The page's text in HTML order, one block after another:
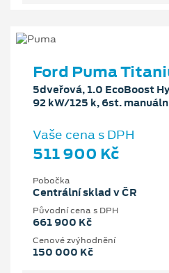
Ford Puma
5dveřová, 1.0 EcoBoost
92 kW/125 k, 6st.
Vaše cena s DPH
511 900 Kč
Pobočka
Centrální sklad v ČR
Původní cena s DPH
661 900 Kč
Cenové zvýhodnění
150 000 Kč